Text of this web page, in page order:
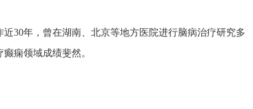
近30年，曾在湖南、北京等地方医院进行脑病治疗研究多
痫领域成绩斐然。